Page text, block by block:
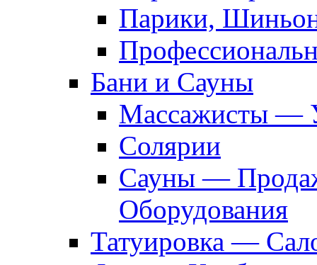
Парики,
Бани и Сауны
Массажисты —
Солярии
Сауны —
Оборудования
Татуировка —